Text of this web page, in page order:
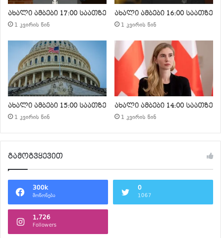
ახალი ამბები 17:00 საათზე
1 კვირის წინ
ახალი ამბები 16:00 საათზე
1 კვირის წინ
ახალი ამბები 15:00 საათზე
1 კვირის წინ
ახალი ამბები 14:00 საათზე
1 კვირის წინ
გამოგვყევით
300k
მოწონება
0
1067
1,726
Followers